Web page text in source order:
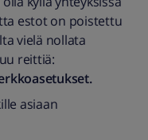
estot on poistettu
vielä nollata
reittiä:
asiaan